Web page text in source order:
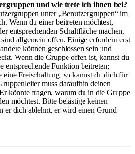
und wie trete ich ihnen bei?
unter „Benutzergruppen“ im
Wenn du einer beitreten möchtest,
entsprechenden Schaltfläche machen.
allgemein offen. Einige erfordern erst
können geschlossen sein und
Wenn die Gruppe offen ist, kannst du
entsprechende Funktion beitreten;
eine Freischaltung, so kannst du dich für
muss daraufhin deinen
könnte fragen, warum du in die Gruppe
möchtest. Bitte belästige keinen
er dich ablehnt, er wird einen Grund